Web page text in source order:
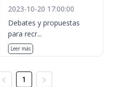
2023-10-20 17:00:00
Debates y propuestas
para recr...
Leer más
1